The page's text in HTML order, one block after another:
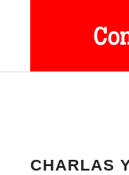
CHARLAS